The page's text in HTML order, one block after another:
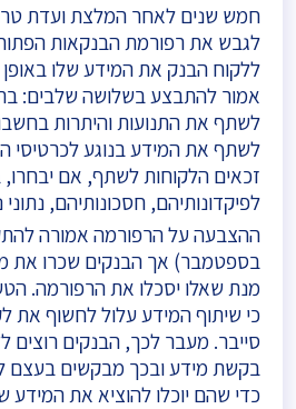
חמש שנים לאחר המלצת ועדת
לגבש את רפורמת הבנקאות
ללקוח הבנק את המידע שלו באופן
אמור להתבצע בשלושה שלבים:
לשתף את התנועות והיתרות
לשתף את המידע בנוגע לכרטיסי
זכאים הלקוחות לשתף, אם יבחרו,
לפיקדונותיהם, חסכונותיהם, נתוני
בספטמבר) אך הבנקים שכרו את
מנת שאלו יסכלו את הרפורמה.
כי שיתוף המידע עלול לחשוף את
סייבר. מעבר לכך, הבנקים
בקשת מידע ובכך מבקשים בעצם
כדי שהם יוכלו להוציא את